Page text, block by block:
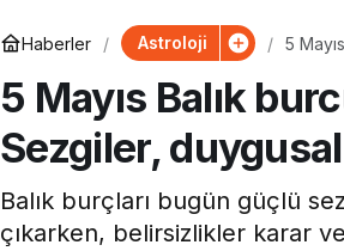
Haberler Astroloji 5
5 Mayıs Balık
Sezgiler,
Balık burçları bugün güçlü
çıkarken, belirsizlikler karar